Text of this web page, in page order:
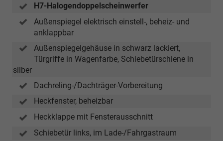
H7-Halogendoppelscheinwerfer
Außenspiegel elektrisch einstell-, beheiz- und
anklappbar
Außenspiegelgehäuse in schwarz lackiert,
Türgriffe in Wagenfarbe, Schiebetürschiene in
silber
Dachreling-/Dachträger-Vorbereitung
Heckfenster, beheizbar
Heckklappe mit Fensterausschnitt
Schiebetür links, im Lade-/Fahrgastraum